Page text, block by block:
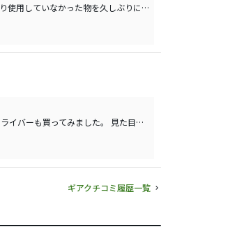
数年前に購入してから、あまり使用していなかった物を久しぶりに練習場で使用してみました。 前に使った時は、あまり捕まらず右にプッシュアウト連発で、小さいヘッドは難しいんだ。と思い、使うのをやめていました。 見た目は、少し小ぶりで少しオープンフェースに見えます。フェースは標準か少しディープに見えますが、全体が少し小さいのでそう見えるのかも。後ろはキャロウェイらしいシャローバックです。 クラウンはマットブラックで、フィンみたいなのが付いています。 飛距離は、HS45〜47mくらいで250yd前後飛んでいました。 弾道は、少し低め。 球筋は、少しフェードが安定して打てる感じです。 操作性は、かなり良いと思います。左右高低無理なく打てます。 打感・打音は、バシュッという感じの控えめの音で、なかなか柔らかい打感です。 久しぶりに使用してみて、その打ちやすさにビックリしています。 まず、操作性が良いのですが、曲がりすぎないのが良い。あと、低い球が打ちやすい。 次に、とにかく左に行きずらいです。元々、チーピンやプッシュアウトを良く打つタイプでしたが、捕まりフェードが楽に打てます。 球筋を操りたい人、なるべく低い球を打ちたい人、控えめの打音が好きな中〜上級者にオススメしたいです。
FWを737に変えたついでにドライバーも買ってみました。 見た目は、ディープフェースで後ろは短め、フェースはストレートか少しオープンに見えます。クラウンには余計な装飾はありません。 弾道は高弾道 球筋は自分の場合、ほぼフェードかスライス 飛距離はHS47程度で250y〜280y 操作性というか曲がり幅はかなり大きいです 打音はビシン。という感じでかなり控えめな金属音 打感は結構柔らかいと思います まず、飛距離性能はかなり高いと思います。今までトータルで230y〜250yだったのが、一気に250y〜280yとなりました。とくにフック回転の掛かった球が打てた時は爆飛びです。 しかし、シャフトのせいか左右の散らばりが多くなりました。感覚的には、スピン量が多いのかな？と思います。 個人的に顔と打感は凄い好きなのですが、OBが怖くてちょっと使いにくいです。いつもどちらか安パイに曲げるイメージで打っていました。 中〜上級者向けと思います。
ギアクチコミ履歴一覧